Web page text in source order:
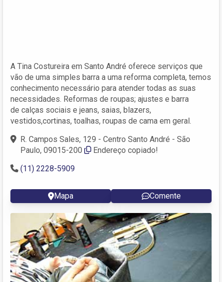
A Tina Costureira em Santo André oferece serviços que
vão de uma simples barra a uma reforma completa, temos
conhecimento necessário para atender todas as suas
necessidades. Reformas de roupas; ajustes e barra
de calças sociais e jeans, saias, blazers,
vestidos,cortinas, toalhas, roupas de cama em geral.
R. Campos Sales, 129 - Centro Santo André - São
Paulo, 09015-200
Endereço copiado!
(11) 2228-5909
Mapa Comente